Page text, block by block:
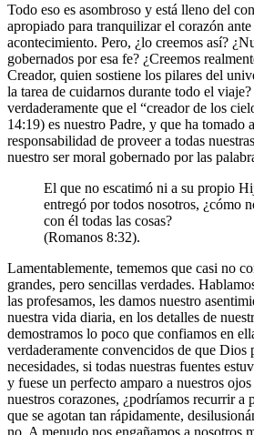
Todo eso es asombroso y está lleno del
apropiado para tranquilizar el corazón
acontecimiento. Pero, ¿lo creemos así?
gobernados por esa fe? ¿Creemos
Creador, quien sostiene los pilares del
la tarea de cuidarnos durante todo el
verdaderamente que el “creador de los
14:19) es nuestro Padre, y que ha tomado
responsabilidad de proveer a todas
nuestro ser moral gobernado por las
El que no escatimó ni a su propio
entregó por todos nosotros, ¿cómo
con él todas las cosas?
(Romanos 8:32).
Lamentablemente, tememos que casi no
grandes, pero sencillas verdades.
las profesamos, les damos nuestro
nuestra vida diaria, en los detalles de
demostramos lo poco que confiamos en
verdaderamente convencidos de que Dios
necesidades, si todas nuestras fuentes
y fuese un perfecto amparo a nuestros
nuestros corazones, ¿podríamos recurrir a
que se agotan tan rápidamente,
no. A menudo nos engañamos a nosotros